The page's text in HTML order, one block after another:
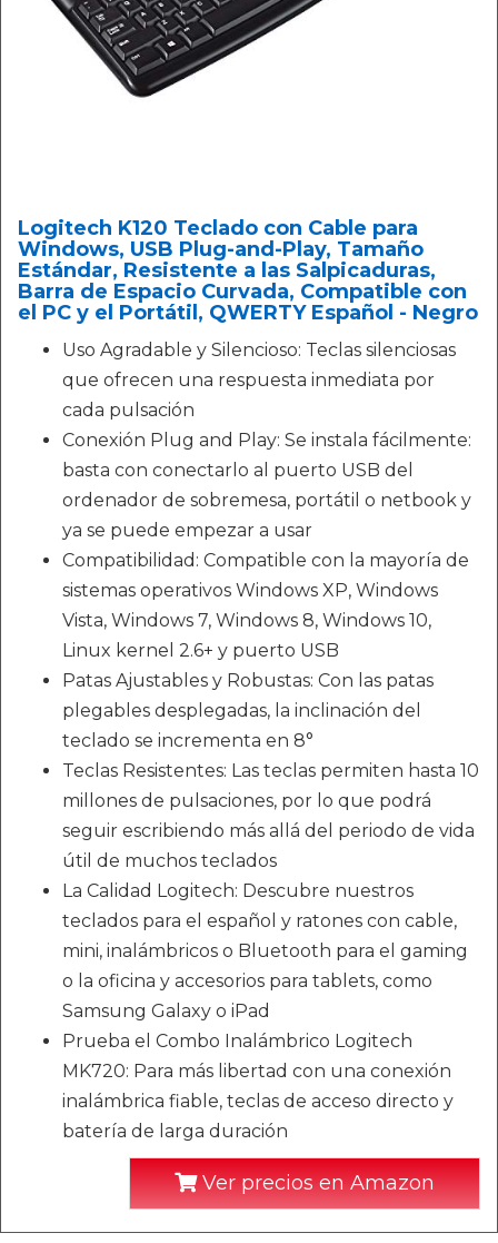
Logitech K120 Teclado con Cable para
Windows, USB Plug-and-Play, Tamaño
Estándar, Resistente a las Salpicaduras,
Barra de Espacio Curvada, Compatible con
el PC y el Portátil, QWERTY Español - Negro
Uso Agradable y Silencioso: Teclas silenciosas
que ofrecen una respuesta inmediata por
cada pulsación
Conexión Plug and Play: Se instala fácilmente:
basta con conectarlo al puerto USB del
ordenador de sobremesa, portátil o netbook y
ya se puede empezar a usar
Compatibilidad: Compatible con la mayoría de
sistemas operativos Windows XP, Windows
Vista, Windows 7, Windows 8, Windows 10,
Linux kernel 2.6+ y puerto USB
Patas Ajustables y Robustas: Con las patas
plegables desplegadas, la inclinación del
teclado se incrementa en 8°
Teclas Resistentes: Las teclas permiten hasta 10
millones de pulsaciones, por lo que podrá
seguir escribiendo más allá del periodo de vida
útil de muchos teclados
La Calidad Logitech: Descubre nuestros
teclados para el español y ratones con cable,
mini, inalámbricos o Bluetooth para el gaming
o la oficina y accesorios para tablets, como
Samsung Galaxy o iPad
Prueba el Combo Inalámbrico Logitech
MK720: Para más libertad con una conexión
inalámbrica fiable, teclas de acceso directo y
batería de larga duración
Ver precios en Amazon